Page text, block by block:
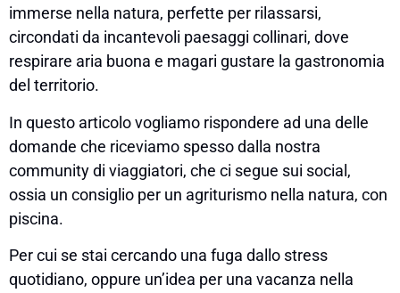
immerse nella natura, perfette per rilassarsi,
circondati da incantevoli paesaggi collinari, dove
respirare aria buona e magari gustare la gastronomia
del territorio.
In questo articolo vogliamo rispondere ad una delle
domande che riceviamo spesso dalla nostra
community di viaggiatori, che ci segue sui social,
ossia un consiglio per un agriturismo nella natura, con
piscina.
Per cui se stai cercando una fuga dallo stress
quotidiano, oppure un’idea per una vacanza nella